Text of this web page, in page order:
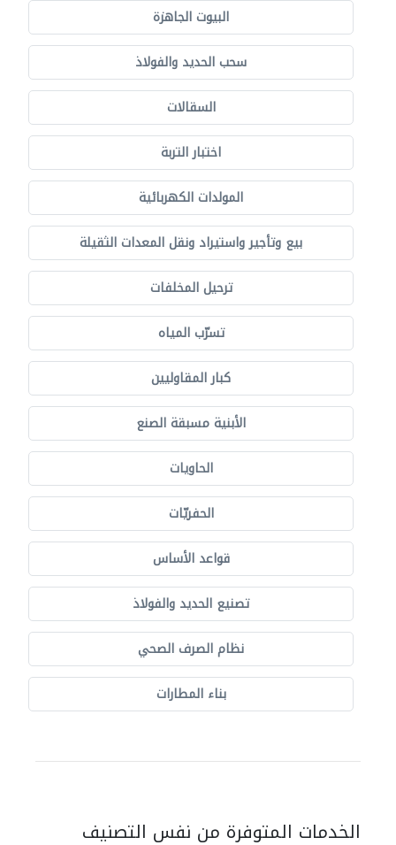
البيوت الجاهزة
سحب الحديد والفولاذ
السقالات
اختبار التربة
المولدات الكهربائية
بيع وتأجير واستيراد ونقل المعدات الثقيلة
ترحيل المخلفات
تسرّب المياه
كبار المقاوليين
الأبنية مسبقة الصنع
الحاويات
الحفريّات
قواعد الأساس
تصنيع الحديد والفولاذ
نظام الصرف الصحي
بناء المطارات
الخدمات المتوفرة من نفس التصنيف